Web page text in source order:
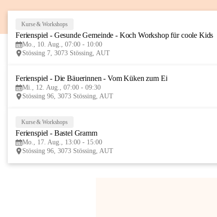
Kurse & Workshops
Ferienspiel - Gesunde Gemeinde - Koch Workshop für coole Kids
Mo., 10. Aug., 07:00 - 10:00
Stössing 7, 3073 Stössing, AUT
Ferienspiel - Die Bäuerinnen - Vom Küken zum Ei
Mi., 12. Aug., 07:00 - 09:30
Stössing 96, 3073 Stössing, AUT
Kurse & Workshops
Ferienspiel - Bastel Gramm
Mo., 17. Aug., 13:00 - 15:00
Stössing 96, 3073 Stössing, AUT